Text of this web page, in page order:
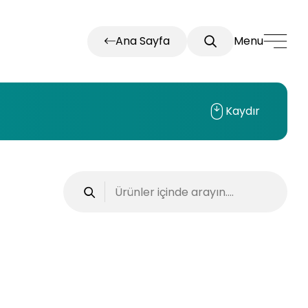
Ana Sayfa Menu
Kaydır